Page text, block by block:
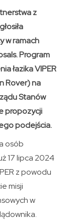
z
w ramach
Program
łazika VIPER
Rover) na
Stanów
propozycji
podejścia.
osób
17 lipca 2024
z powodu
misji
w